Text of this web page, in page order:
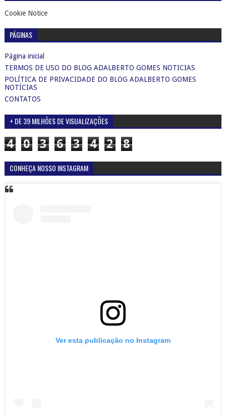
Cookie Notice
PÁGINAS
Página inicial
TERMOS DE USO DO BLOG ADALBERTO GOMES NOTICIAS
POLÍTICA DE PRIVACIDADE DO BLOG ADALBERTO GOMES
NOTÍCIAS
CONTATOS
+ DE 39 MILHÕES DE VISUALIZAÇÕES
4 0 3 6 3 4 2 8
CONHEÇA NOSSO INSTAGRAM
Ver esta publicação no Instagram